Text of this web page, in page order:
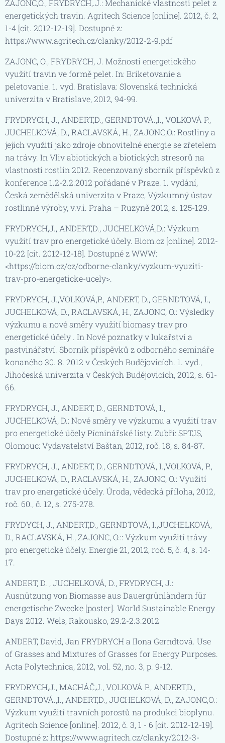
ZAJONC,O., FRYDRYCH,.J.: Mechanické vlastnosti pelet z
energetických travin. Agritech Science [online]. 2012, č. 2,
1-4 [cit. 2012-12-19]. Dostupné z:
https://www.agritech.cz/clanky/2012-2-9.pdf
ZAJONC, O., FRYDRYCH, J. Možnosti energetického
využití travin ve formě pelet. In: Briketovanie a
peletovanie. 1. vyd. Bratislava: Slovenská technická
univerzita v Bratislave, 2012, 94-99.
FRYDRYCH, J., ANDERT,D., GERNDTOVÁ.,I., VOLKOVÁ P.,
JUCHELKOVÁ, D., RACLAVSKÁ, H., ZAJONC,O.: Rostliny a
jejich využití jako zdroje obnovitelné energie se zřetelem
na trávy. In Vliv abiotických a biotických stresorů na
vlastnosti rostlin 2012. Recenzovaný sborník příspěvků z
konference 1.2-2.2.2012 pořádané v Praze. 1. vydání,
Česká zemědělská univerzita v Praze, Výzkumný ústav
rostlinné výroby, v.v.i. Praha – Ruzyně 2012, s. 125-129.
FRYDRYCH,J., ANDERT,D., JUCHELKOVÁ,D.: Výzkum
využití trav pro energetické účely. Biom.cz [online]. 2012-
10-22 [cit. 2012-12-18]. Dostupné z WWW:
<https://biom.cz/cz/odborne-clanky/vyzkum-vyuziti-
trav-pro-energeticke-ucely>.
FRYDRYCH, J.,VOLKOVÁ,P., ANDERT, D., GERNDTOVÁ, I.,
JUCHELKOVÁ, D., RACLAVSKÁ, H., ZAJONC, O.: Výsledky
výzkumu a nové směry využití biomasy trav pro
energetické účely . In Nové poznatky v lukařství a
pastvinářství. Sborník příspěvků z odborného semináře
konaného 30. 8. 2012 v Českých Budějovicích. 1. vyd.,
Jihočeská univerzita v Českých Budějovicích, 2012, s. 61-
66.
FRYDRYCH, J., ANDERT, D., GERNDTOVÁ, I.,
JUCHELKOVÁ, D.: Nové směry ve výzkumu a využití trav
pro energetické účely Pícninářské listy. Zubří: SPTJS,
Olomouc: Vydavatelství Baštan, 2012, roč. 18, s. 84-87.
FRYDRYCH, J., ANDERT, D., GERNDTOVÁ, I.,VOLKOVÁ, P.,
JUCHELKOVÁ, D., RACLAVSKÁ, H., ZAJONC, O.: Využití
trav pro energetické účely. Úroda, vědecká příloha, 2012,
roč. 60., č. 12, s. 275-278.
FRYDYCH, J., ANDERT,D., GERNDTOVÁ, I.,JUCHELKOVÁ,
D., RACLAVSKÁ, H., ZAJONC, O.:: Výzkum využití trávy
pro energetické účely. Energie 21, 2012, roč. 5, č. 4, s. 14-
17.
ANDERT, D. , JUCHELKOVÁ, D., FRYDRYCH, J.:
Ausnützung von Biomasse aus Dauergrünländern für
energetische Zwecke [poster]. World Sustainable Energy
Days 2012. Wels, Rakousko, 29.2-2.3.2012
ANDERT, David, Jan FRYDRYCH a Ilona Gerndtová. Use
of Grasses and Mixtures of Grasses for Energy Purposes.
Acta Polytechnica, 2012, vol. 52, no. 3, p. 9-12.
FRYDRYCH,J., MACHÁČ,J., VOLKOVÁ P., ANDERT,D.,
GERNDTOVÁ.,I., ANDERT,D., JUCHELKOVÁ, D., ZAJONC,O.:
Výzkum využití travních porostů na produkci bioplynu.
Agritech Science [online]. 2012, č. 3, 1 - 6 [cit. 2012-12-19].
Dostupné z: https://www.agritech.cz/clanky/2012-3-